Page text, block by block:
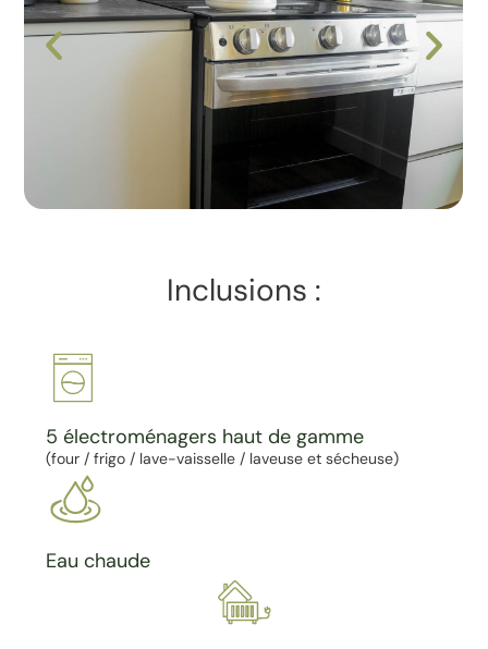
Inclusions :
5 électroménagers haut de gamme
(four / frigo / lave-vaisselle / laveuse et sécheuse)
Eau chaude